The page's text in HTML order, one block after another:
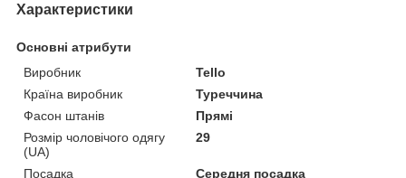
Характеристики
Основні атрибути
Виробник
Tello
Країна виробник
Туреччина
Фасон штанів
Прямі
Розмір чоловічого одягу
(UA)
29
Посадка
Середня посадка